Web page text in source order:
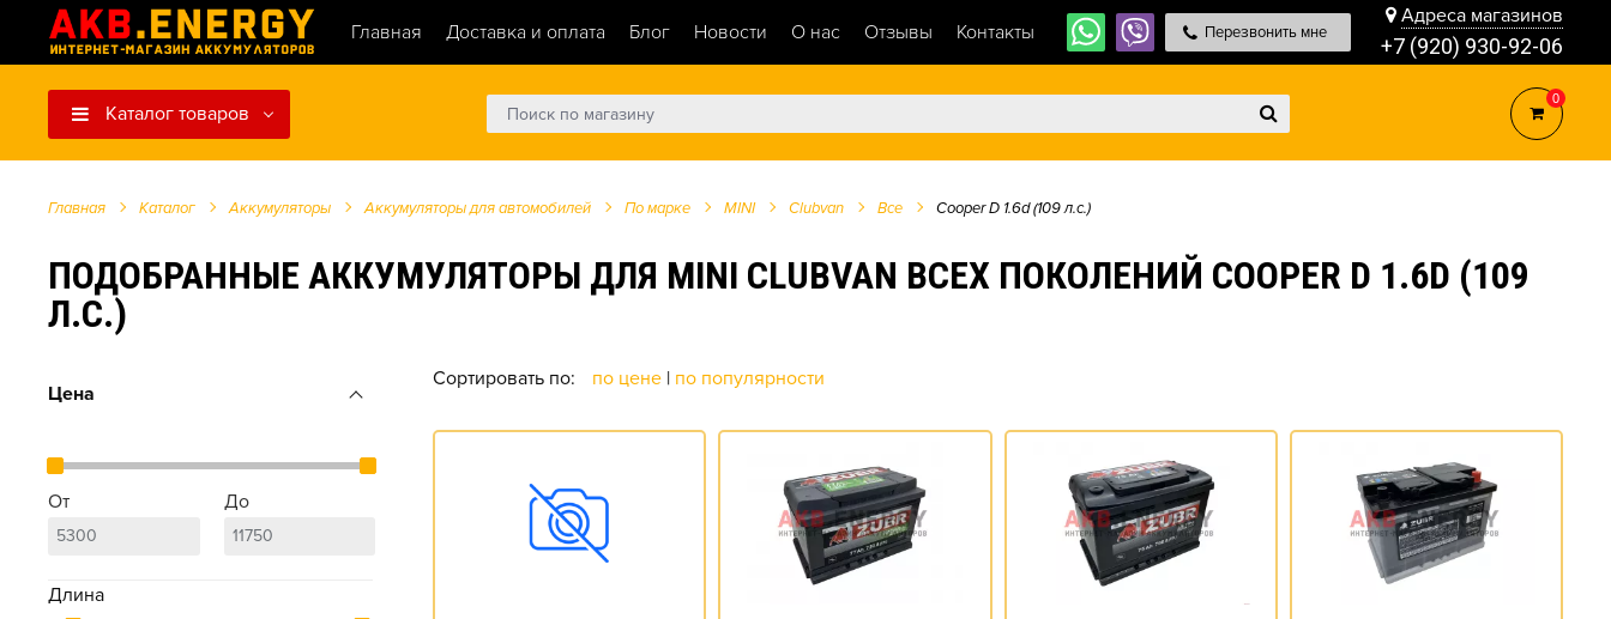
Главная Доставка и оплата Блог Новости О нас Отзывы Контакты Перезвонить мне
Адреса магазинов
+7 (920) 930-92-06
Каталог товаров
0
Главная Каталог Аккумуляторы Аккумуляторы для автомобилей По марке MINI Clubvan Все Cooper D 1.6d (109 л.с.)
ПОДОБРАННЫЕ АККУМУЛЯТОРЫ ДЛЯ MINI CLUBVAN ВСЕХ ПОКОЛЕНИЙ COOPER D 1.6D (109
Л.С.)
Цена
От До
Длина
Сортировать по: по цене | по популярности